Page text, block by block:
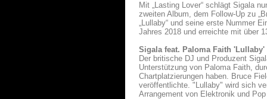
Mit „Lasting Lover“ schlägt Sigala
zweiten Album, dem Follow-Up zu
„Lullaby“ und seine erste Nummer
Jahres 2018 und erreichte mit über
Sigala feat. Paloma Faith 'Lullaby'
Der britische DJ und Produzent
Unterstützung von Paloma Faith,
Chartplatzierungen haben. Bruce
veröffentlichte. "Lullaby" wird sich
Arrangement von Elektronik und